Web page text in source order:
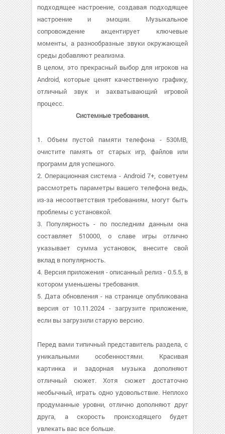
подходящее настроение, создавая подходящее
настроение и эмоции. Музыкальное
сопровождение акцентирует ключевые
моменты, а разнообразные звуки окружающей
среды добавляют реализма.
В целом, это прекрасный выбор для игроков на
Android, которые ценят качественную графику,
отличный звук и захватывающий игровой
процесс.
Системные требования.
1. Объем пустой памяти телефона - 530MB,
очистите память от старых игр, файлов или
программ для успешного.
2. Операционная система - Android 7+, советуем
рассмотреть параметры вашего телефона ведь,
из-за несоответствия требованиям, могут быть
проблемы с установкой.
3. Популярность - по последним данным она
составляет 510000, о cлаве игры отлично
указывает сумма установок, внесите свой
вклад в популярность.
4. Версия приложения - описанный релиз - 0.5.5, в
котором уменьшены требования.
5. Дата обновления - на странице опубликована
версия от 10.11.2024 - загрузите приложение,
если вы загрузили старую версию.
Перед вами типичный представитель раздела, с
уникальными особенностями. Красивая
картинка и задорная музыка дополняют
отличный сюжет. Хотя сюжет достаточно
необычный, играть одно удовольствие. Неплохо
продуманные уровни, отлично дополняют друг
друга, а скорость происходящего будет
увлекать вас все больше.